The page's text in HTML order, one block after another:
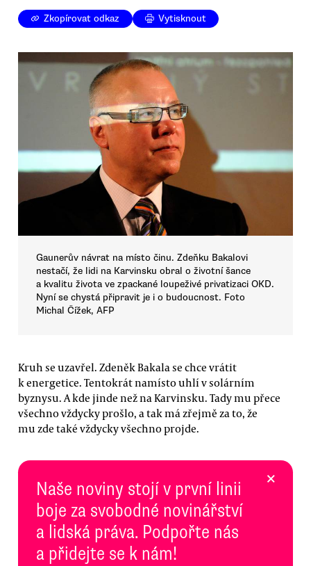
Zkopírovat odkaz Vytisknout
Gaunerův návrat na místo činu. Zdeňku Bakalovi
nestačí, že lidi na Karvinsku obral o životní šance
a kvalitu života ve zpackané loupeživé privatizaci OKD.
Nyní se chystá připravit je i o budoucnost. Foto
Michal Čížek, AFP
Kruh se uzavřel. Zdeněk Bakala se chce vrátit
k energetice. Tentokrát namísto uhlí v solárním
byznysu. A kde jinde než na Karvinsku. Tady mu přece
všechno vždycky prošlo, a tak má zřejmě za to, že
mu zde také vždycky všechno projde.
Naše noviny stojí v první linii
boje za svobodné novinářství
a lidská práva. Podpořte nás
a přidejte se k nám!
×